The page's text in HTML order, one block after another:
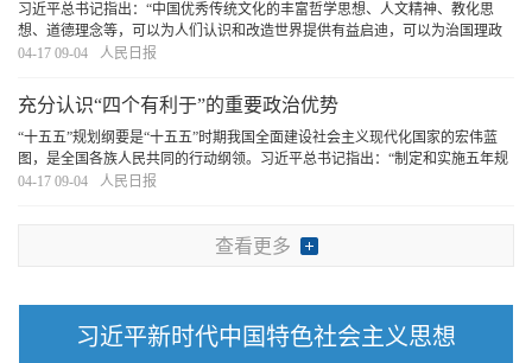
习近平总书记指出：“中国优秀传统文化的丰富哲学思想、人文精神、教化思
想、道德理念等，可以为人们认识和改造世界提供有益启迪，可以为治国理政
提供有益启示”。我们要坚持古为今用、推陈出新，结合实际，不断从中华优秀
04-17 09-04 人民日报
充分认识“四个有利于”的重要政治优势
“十五五”规划纲要是“十五五”时期我国全面建设社会主义现代化国家的宏伟蓝
图，是全国各族人民共同的行动纲领。习近平总书记指出：“制定和实施五年规
划是我们党治国理政一条重要经验，是中国特色社会主义制度一个重要政治优
04-17 09-04 人民日报
查看更多
习近平新时代中国特色社会主义思想